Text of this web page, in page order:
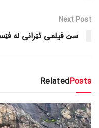
Next Post
سێ فیلمی ئێرانی لە
RelatedPosts